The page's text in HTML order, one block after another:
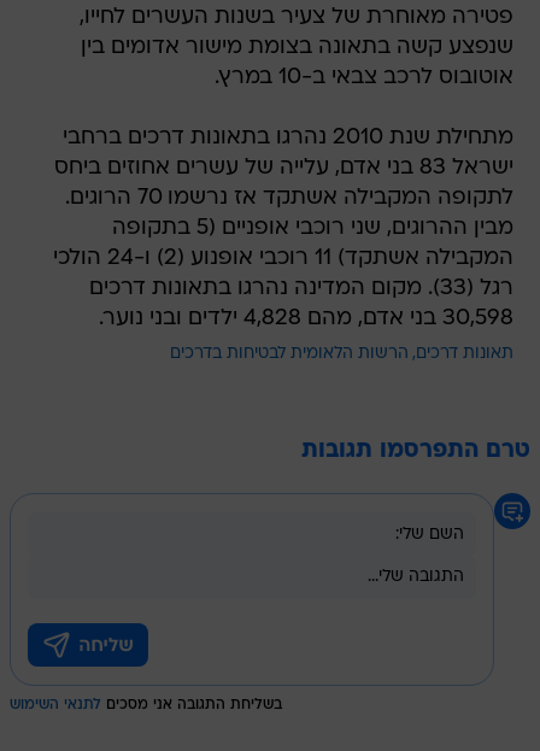
פטירה מאוחרת של צעיר בשנות העשרים לחייו,
שנפצע קשה בתאונה בצומת מישור אדומים בין
אוטובוס לרכב צבאי ב-10 במרץ.
מתחילת שנת 2010 נהרגו בתאונות דרכים ברחבי
ישראל 83 בני אדם, עלייה של עשרים אחוזים ביחס
לתקופה המקבילה אשתקד אז נרשמו 70 הרוגים.
מבין ההרוגים, שני רוכבי אופניים (5 בתקופה
המקבילה אשתקד) 11 רוכבי אופנוע (2) ו-24 הולכי
רגל (33). מקום המדינה נהרגו בתאונות דרכים
30,598 בני אדם, מהם 4,828 ילדים ובני נוער.
תאונות דרכים הרשות הלאומית לבטיחות בדרכים
טרם התפרסמו תגובות
בשליחת התגובה אני מסכים לתנאי השימוש